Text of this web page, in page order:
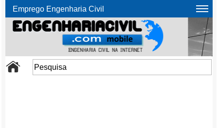
Emprego Engenharia Civil